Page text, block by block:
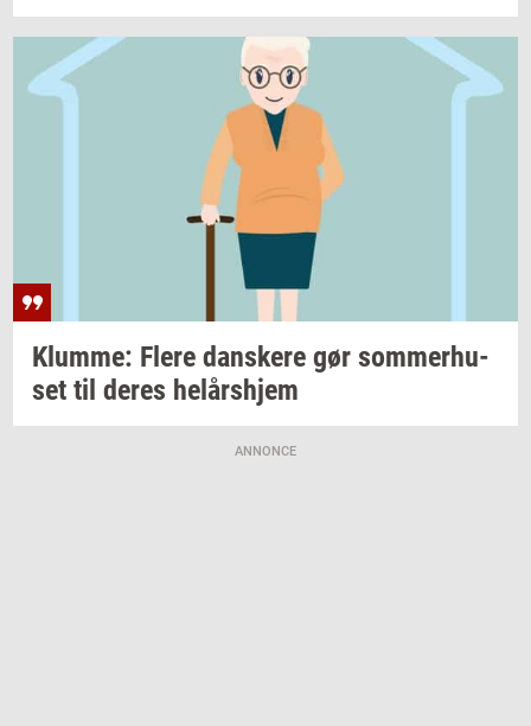
Klum­me: Flere dan­ske­re gør som­mer­hu­
set til deres helårs­hjem
ANNONCE